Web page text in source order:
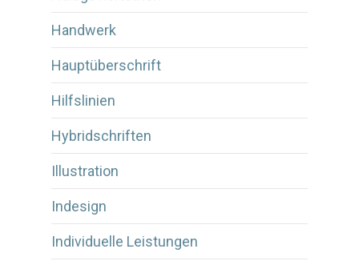
Handwerk
Hauptüberschrift
Hilfslinien
Hybridschriften
Illustration
Indesign
Individuelle Leistungen